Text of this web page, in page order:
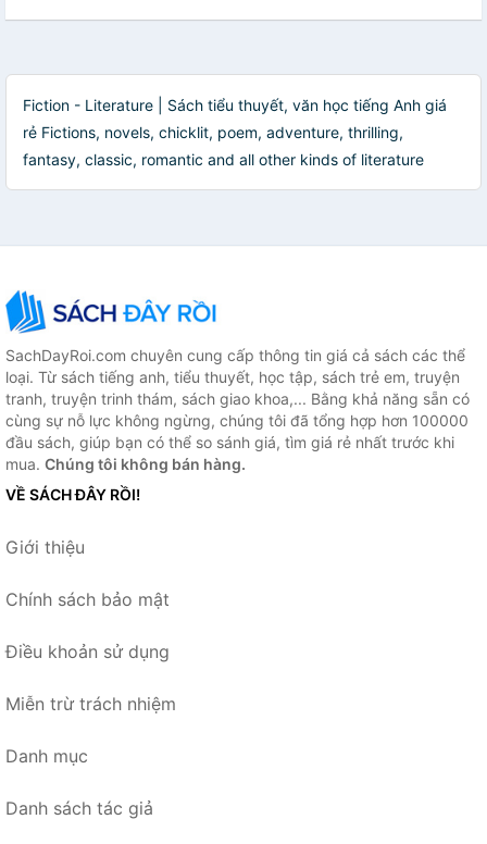
Fiction - Literature | Sách tiểu thuyết, văn học tiếng Anh giá
rẻ Fictions, novels, chicklit, poem, adventure, thrilling,
fantasy, classic, romantic and all other kinds of literature
SachDayRoi.com chuyên cung cấp thông tin giá cả sách các thể
loại. Từ sách tiếng anh, tiểu thuyết, học tập, sách trẻ em, truyện
tranh, truyện trinh thám, sách giao khoa,... Bằng khả năng sẵn có
cùng sự nỗ lực không ngừng, chúng tôi đã tổng hợp hơn 100000
đầu sách, giúp bạn có thể so sánh giá, tìm giá rẻ nhất trước khi
mua. Chúng tôi không bán hàng.
VỀ SÁCH ĐÂY RỒI!
Giới thiệu
Chính sách bảo mật
Điều khoản sử dụng
Miễn trừ trách nhiệm
Danh mục
Danh sách tác giả